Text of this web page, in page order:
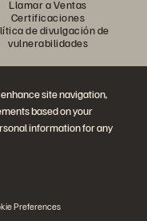
site navigation,
based on your
information for any
Preferences
Llamar a Ventas
Certificaciones
de divulgación de
vulnerabilidades
de Everpure
reservados.
del Sitio WebAviso legal